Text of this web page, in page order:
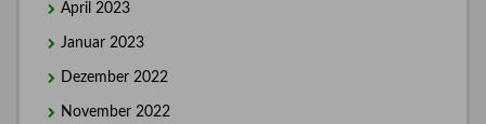
April 2023
Januar 2023
Dezember 2022
November 2022